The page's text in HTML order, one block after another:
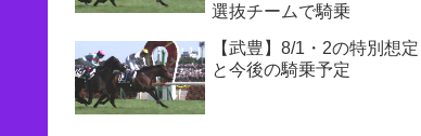
選抜チームで騎乗
【武豊】8/1・2の特別想定
と今後の騎乗予定